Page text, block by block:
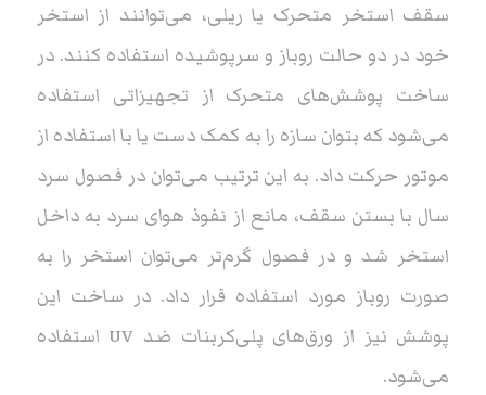
سقف استخر متحرک یا ریلی، می‌توانند از استخر
خود در دو حالت روباز و سرپوشیده استفاده کنند. در
ساخت پوشش‌های متحرک از تجهیزاتی استفاده
می‌شود که بتوان سازه را به کمک دست یا با استفاده از
موتور حرکت داد. به این ترتیب می‌توان در فصول سرد
سال با بستن سقف، مانع از نفوذ هوای سرد به داخل
استخر شد و در فصول گرم‌تر می‌توان استخر را به
صورت روباز مورد استفاده قرار داد. در ساخت این
پوشش نیز از ورق‌های پلی‌کربنات ضد UV استفاده
می‌شود.